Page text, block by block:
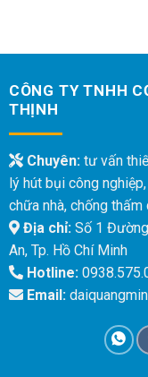
CÔNG TY TNHH
THỊNH
Chuyên:tư vấn
lý hút bụi công
chữa nhà, chống thấm
Địa chỉ:Số 1 Đường
An, Tp. Hồ Chí Minh
Hotline:
Email: